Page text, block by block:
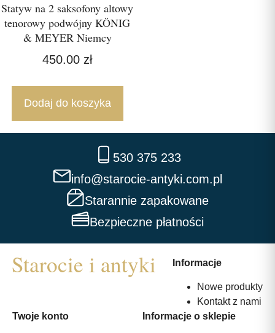
Statyw na 2 saksofony altowy
tenorowy podwójny KÖNIG
& MEYER Niemcy
450.00 zł
Dodaj do koszyka
530 375 233
info@starocie-antyki.com.pl
Starannie zapakowane
Bezpieczne płatności
Informacje
Nowe produkty
Kontakt z nami
Twoje konto
Informacje o sklepie